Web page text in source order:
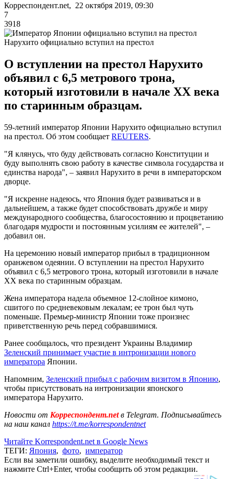
Корреспондент.net, 22 октября 2019, 09:30
7
3918
Нарухито официально вступил на престол
О вступлении на престол Нарухито
объявил с 6,5 метрового трона,
который изготовили в начале ХХ века
по старинным образцам.
59-летний император Японии Нарухито официально вступил
на престол. Об этом сообщает REUTERS.
"Я клянусь, что буду действовать согласно Конституции и
буду выполнять свою работу в качестве символа государства и
единства народа", – заявил Нарухито в речи в императорском
дворце.
"Я искренне надеюсь, что Япония будет развиваться и в
дальнейшем, а также будет способствовать дружбе и миру
международного сообщества, благосостоянию и процветанию
благодаря мудрости и постоянным усилиям ее жителей", –
добавил он.
На церемонию новый император прибыл в традиционном
оранжевом одеянии. О вступлении на престол Нарухито
объявил с 6,5 метрового трона, который изготовили в начале
ХХ века по старинным образцам.
Жена императора надела объемное 12-слойное кимоно,
сшитого по средневековым лекалам; ее трон был чуть
поменьше. Премьер-министр Японии тоже произнес
приветственную речь перед собравшимися.
Ранее сообщалось, что президент Украины Владимир
Зеленский принимает участие в интронизации нового
императора Японии.
Напомним, Зеленский прибыл с рабочим визитом в Японию,
чтобы присутствовать на интронизации японского
императора Нарухито.
Новости от Корреспондент.netв Telegram. Подписывайтесь
на наш канал https://t.me/korrespondentnet
Читайте Korrespondent.net в Google News
ТЕГИ: Япония, фото, император
Если вы заметили ошибку, выделите необходимый текст и
нажмите Ctrl+Enter, чтобы сообщить об этом редакции.